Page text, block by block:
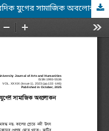
যুগের সামাজিক অবলোকন